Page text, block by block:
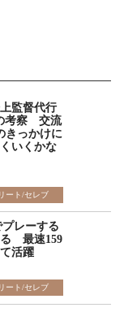
監督代行
考察 交流
きっかけに
いくかな
ート/セレブ
レーする
る 最速159
活躍
ート/セレブ